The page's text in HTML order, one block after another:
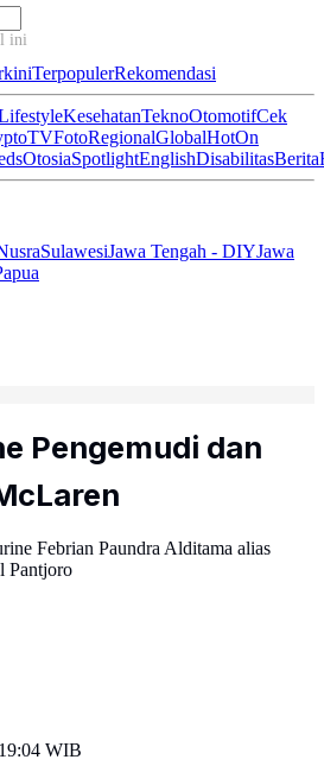
ini...
TerpopulerRekomendasi
KesehatanTeknoOtomotifCek
TVFotoRegionalGlobalHotOn
OtosiaSpotlightEnglishDisabilitasBerita
SulawesiJawa Tengah - DIYJawa
Pengemudi dan
Febrian Paundra Alditama alias
Pantjoro
WIB